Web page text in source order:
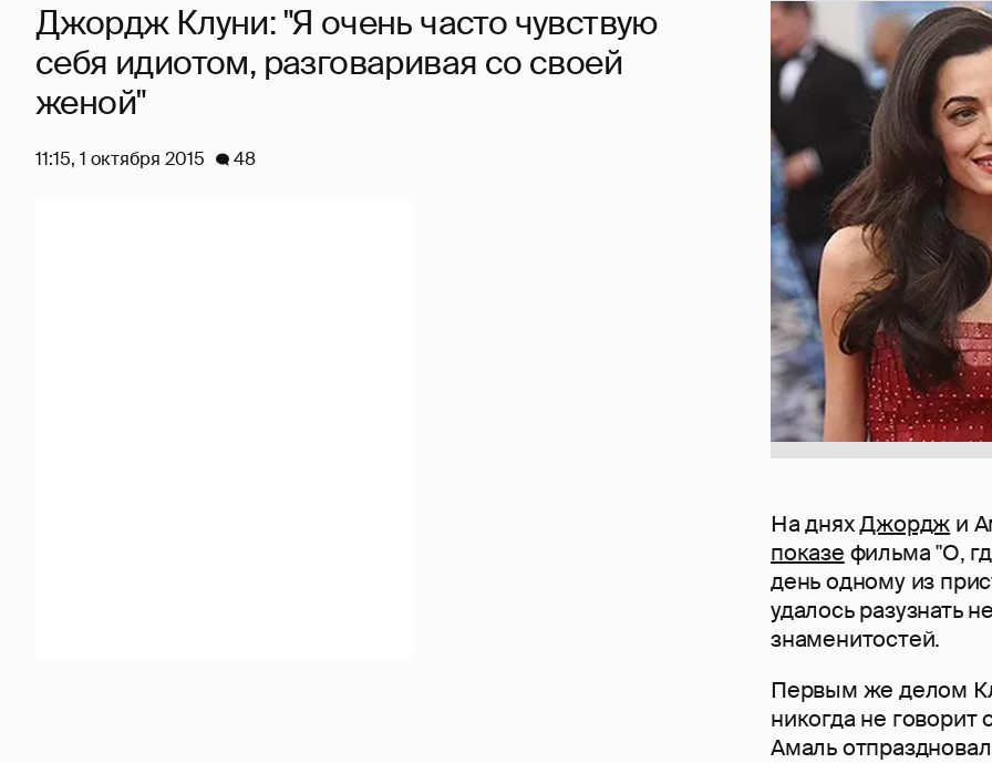
На дняхДжордж и
показе фильма "О,
день одному из
удалось разузнать
знаменитостей.
Первым же делом
никогда не говорит
Амаль
Джордж Клуни: "Я очень часто чувствую
себя идиотом, разговаривая со своей
женой"
11:15, 1 октября 2015 48